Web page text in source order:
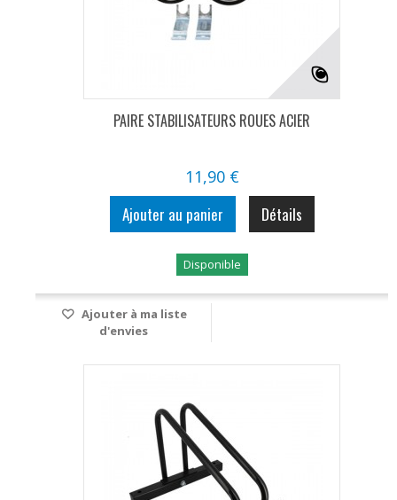
PAIRE STABILISATEURS ROUES ACIER
11,90 €
Ajouter au panier Détails
Disponible
Ajouter à ma liste
d'envies